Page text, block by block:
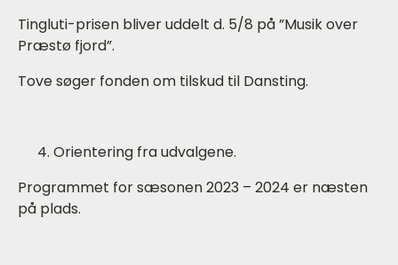
Tingluti-prisen bliver uddelt d. 5/8 på ”Musik over
Præstø fjord”.
Tove søger fonden om tilskud til Dansting.
Orientering fra udvalgene.
Programmet for sæsonen 2023 – 2024 er næsten
på plads.